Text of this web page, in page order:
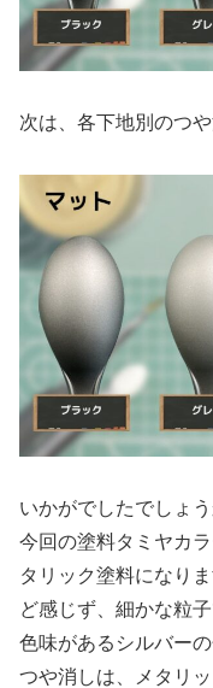
次は、各下地別のつ
いかがでしたでしょう
今回の塗料タミヤカ
タリック塗料になり
ど感じず、細かな粒
色味があるシルバー
つや消しは、メタリ